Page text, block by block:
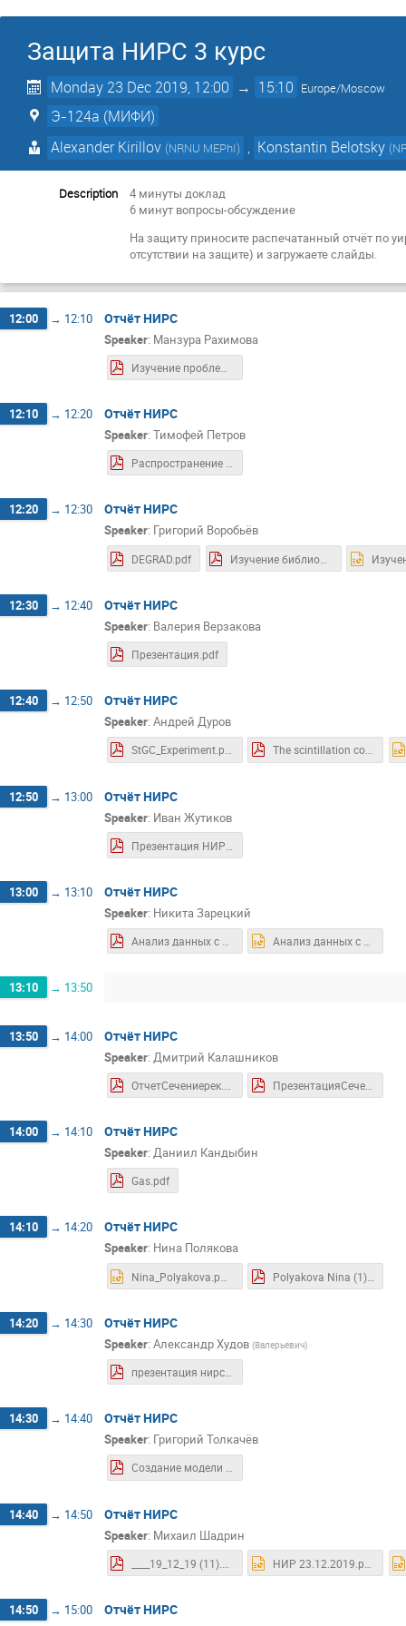
Защита НИРС 3 курс
Monday 23 Dec 2019, 12:00 → 15:10 Europe/Moscow
Э-124а (МИФИ)
Alexander Kirillov (NRNU MEPhI) , Konstantin Belotsky (
Description
4 минуты доклад
6 минут вопросы-обсуждение
На защиту приносите распечатанный отчёт по
отсутствии на защите) и загружаете слайды.
12:00 → 12:10 Отчёт НИРС
Speaker: Манзура Рахимова
Изучение проблемы возможности существования первичных черных дыр.pdf
12:10 → 12:20 Отчёт НИРС
Speaker: Тимофей Петров
Распространение тепла по аксиально симметричному телу.pdf
12:20 → 12:30 Отчёт НИРС
Speaker: Григорий Воробьёв
DEGRAD.pdf
12:30 → 12:40 Отчёт НИРС
Speaker: Валерия Верзакова
Презентация.pdf
12:40 → 12:50 Отчёт НИРС
Speaker: Андрей Дуров
StGC_Experiment.pdf The scintillation counter experiment.pdf
12:50 → 13:00 Отчёт НИРС
Speaker: Иван Жутиков
13:00 → 13:10 Отчёт НИРС
Speaker: Никита Зарецкий
Анализ данных с эксперимента ReD.pdf Анализ данных с эксперимента ReD.pptx
13:10 → 13:50
13:50 → 14:00 Отчёт НИРС
Speaker: Дмитрий Калашников
ПрезентацияСечениерек.pdf
14:00 → 14:10 Отчёт НИРС
Speaker: Даниил Кандыбин
Gas.pdf
14:10 → 14:20 Отчёт НИРС
Speaker: Нина Полякова
Polyakova Nina (1).pdf
14:20 → 14:30 Отчёт НИРС
Speaker: Александр Худов (Валерьевич)
презентация нирс 1.pdf
14:30 → 14:40 Отчёт НИРС
Speaker: Григорий Толкачёв
Создание модели для классификации лептонных распадов W в протон-протонных столкновениях эксперимента ATLAS..pdf
14:40 → 14:50 Отчёт НИРС
Speaker: Михаил Шадрин
14:50 → 15:00 Отчёт НИРС